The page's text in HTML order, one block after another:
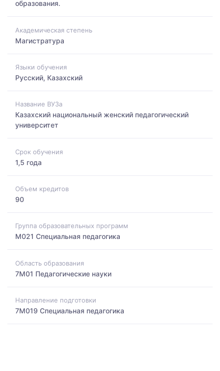
образования.
Академическая степень
Магистратура
Языки обучения
Русский, Казахский
Название ВУЗа
Казахский национальный женский педагогический
университет
Срок обучения
1,5 года
Объем кредитов
90
Группа образовательных программ
M021 Специальная педагогика
Область образования
7M01 Педагогические науки
Направление подготовки
7M019 Специальная педагогика